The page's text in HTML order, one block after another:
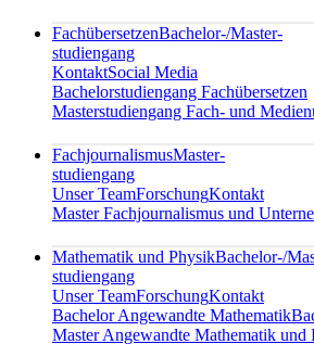
FachübersetzenBachelor-/Master-
studiengang
KontaktSocial Media
Bachelorstudiengang Fachübersetzen
Masterstudiengang Fach- und
FachjournalismusMaster-
studiengang
Unser TeamForschungKontakt
Master Fachjournalismus und
Mathematik und PhysikBachelor-/
studiengang
Unser TeamForschungKontakt
Bachelor Angewandte Mathematik
Master Angewandte Mathematik und